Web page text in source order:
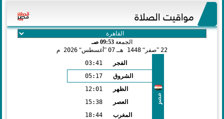
مواقيت الصلاة
الجمعة 09:53 صـ
22
صفر 1448 هـ 07 أغسطس 2026 م
مصر
الفجر
03:41
الشروق
05:17
الظهر
12:01
العصر
15:38
المغرب
18:44